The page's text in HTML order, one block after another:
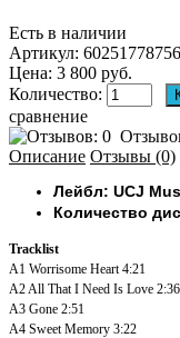
Есть в наличии
Артикул:
Цена: 3 800 руб.
Количество:
сравнение
Описание Отзывы (0)
Лейбл: UCJ
Количество
Tracklist
A1 Worrisome Heart 4:21
A2All That I Need Is Love 2:36
A3 Gone 2:51
A4 Sweet Memory 3:22